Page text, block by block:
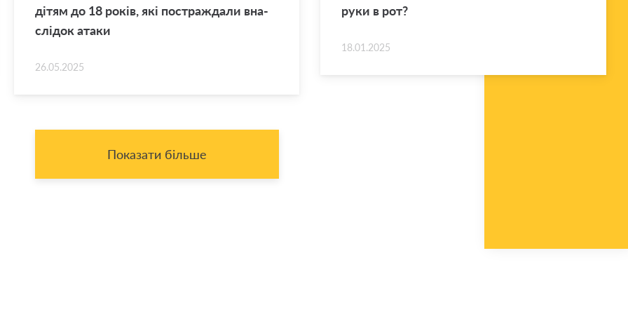
дітям до 18 років, які по­стра­жда­ли вна­
слі­док атаки
26.05.2025
руки в рот?
18.01.2025
Показати більше